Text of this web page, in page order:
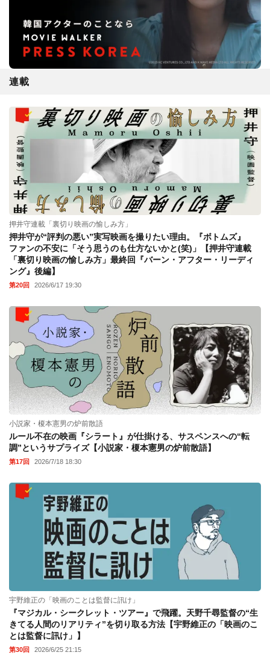
連載
押井守連載「裏切り映画の愉しみ方」
押井守が“評判の悪い”実写映画を撮りたい理由。『ボトムズ』
ファンの不安に「そう思うのも仕方ないかと(笑)」【押井守連載
「裏切り映画の愉しみ方」最終回『バーン・アフター・リーディ
ング』後編】
第20回 2026/6/17 19:30
小説家・榎本憲男の炉前散語
ルール不在の映画『シラート』が仕掛ける、サスペンスへの“転
調”というサプライズ【小説家・榎本憲男の炉前散語】
第17回 2026/7/18 18:30
宇野維正の「映画のことは監督に訊け」
『マジカル・シークレット・ツアー』で飛躍。天野千尋監督の“生
きてる人間のリアリティ”を切り取る方法【宇野維正の「映画のこ
とは監督に訊け」】
第30回 2026/6/25 21:15